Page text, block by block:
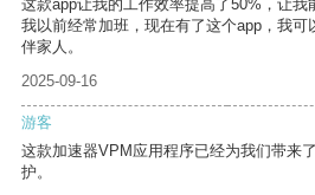
这款app让我的工作效率提高了50%，让我
我以前经常加班，现在有了这个app，我
伴家人。
2025-09-16
游客
这款加速器VPM应用程序已经为我们带来
护。